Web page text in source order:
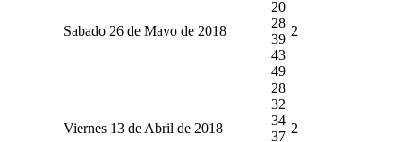
Sabado 26 de Mayo de 2018
20
28
39
43
49
2
Viernes 13 de Abril de 2018
28
32
34
37
2